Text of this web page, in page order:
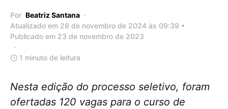
Por Beatriz Santana
Atualizado em 28 de novembro de 2024 às 09:39 •
Publicado em 23 de novembro de 2023
1 minuto de leitura
Nesta edição do processo seletivo, foram
ofertadas 120 vagas para o curso de